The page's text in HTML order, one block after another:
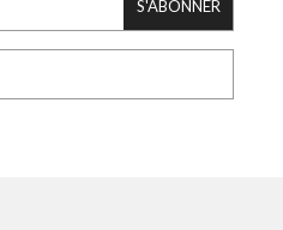
S'ABONNER